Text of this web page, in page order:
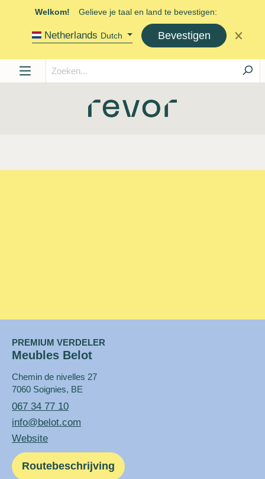
PREMIUM VERDELER
Meubles Belot
Chemin de nivelles 27
7060 Soignies, BE
067 34 77 10
info@belot.com
Website
Routebeschrijving
Welkom! Gelieve je taal en land te bevestigen:
Netherlands Dutch Bevestigen